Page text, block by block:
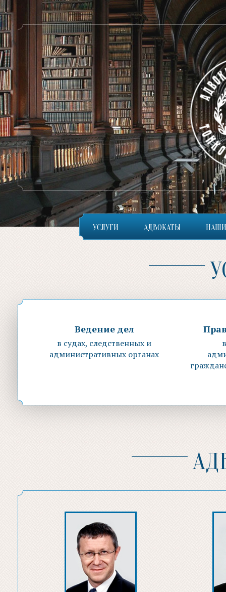
УСЛУГИ АДВОКАТЫ
Ведение дел
в судах, следственных и
административных органах